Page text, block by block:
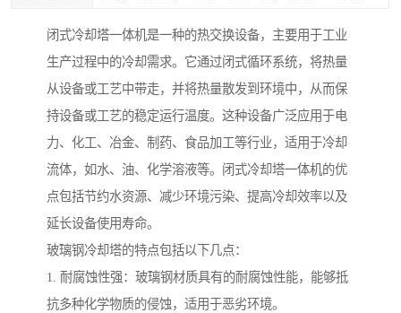
闭式冷却塔一体机是一种的热交换设备，主要用于工业
生产过程中的冷却需求。它通过闭式循环系统，将热量
从设备或工艺中带走，并将热量散发到环境中，从而保
持设备或工艺的稳定运行温度。这种设备广泛应用于电
力、化工、冶金、制药、食品加工等行业，适用于冷却
流体，如水、油、化学溶液等。闭式冷却塔一体机的优
点包括节约水资源、减少环境污染、提高冷却效率以及
延长设备使用寿命。
玻璃钢冷却塔的特点包括以下几点：
1. 耐腐蚀性强：玻璃钢材质具有的耐腐蚀性能，能够抵
抗多种化学物质的侵蚀，适用于恶劣环境。